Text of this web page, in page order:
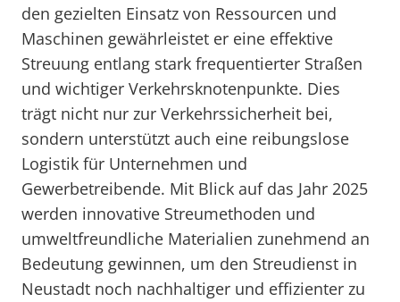
den gezielten Einsatz von Ressourcen und
Maschinen gewährleistet er eine effektive
Streuung entlang stark frequentierter Straßen
und wichtiger Verkehrsknotenpunkte. Dies
trägt nicht nur zur Verkehrssicherheit bei,
sondern unterstützt auch eine reibungslose
Logistik für Unternehmen und
Gewerbetreibende. Mit Blick auf das Jahr 2025
werden innovative Streumethoden und
umweltfreundliche Materialien zunehmend an
Bedeutung gewinnen, um den Streudienst in
Neustadt noch nachhaltiger und effizienter zu